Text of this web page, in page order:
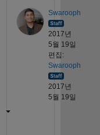
Swarooph
2017년
5월 19일
편집:
Swarooph
2017년
5월 19일